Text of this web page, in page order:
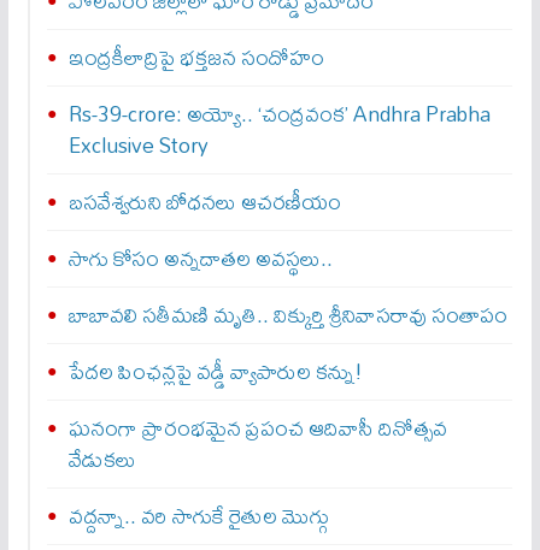
ఇంద్రకీలాద్రిపై భక్తజన సందోహం
Rs-39-crore: అయ్యో.. ‘చంద్రవంక’ Andhra Prabha
Exclusive Story
బసవేశ్వరుని బోధనలు ఆచరణీయం
సాగు కోసం అన్నదాతల అవస్థలు..
బాబావలి సతీమణి మృతి.. విక్కుర్తి శ్రీనివాసరావు సంతాపం
పేదల పింఛన్లపై వడ్డీ వ్యాపారుల కన్ను!
ఘనంగా ప్రారంభమైన ప్రపంచ ఆదివాసీ దినోత్సవ
వేడుకలు
వద్దన్నా.. వరి సాగుకే రైతుల మొగ్గు